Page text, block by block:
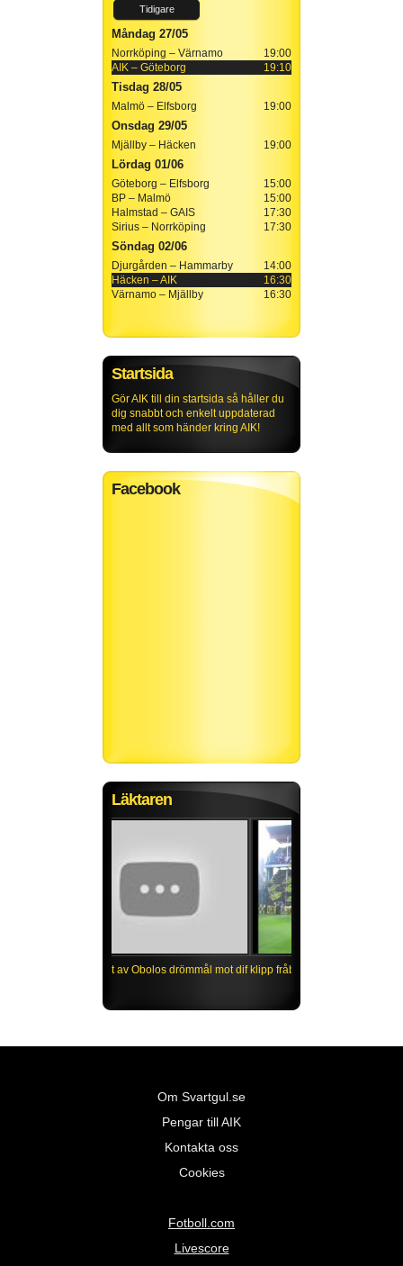
Tidigare
Måndag 27/05
19:00
Norrköping – Värnamo
19:10
AIK – Göteborg
Tisdag 28/05
19:00
Malmö – Elfsborg
Onsdag 29/05
19:00
Mjällby – Häcken
Lördag 01/06
15:00
Göteborg – Elfsborg
15:00
BP – Malmö
17:30
Halmstad – GAIS
17:30
Sirius – Norrköping
Söndag 02/06
14:00
Djurgården – Hammarby
16:30
Häcken – AIK
16:30
Värnamo – Mjällby
Startsida
Gör AIK till din startsida så håller du
dig snabbt och enkelt uppdaterad
med allt som händer kring AIK!
Facebook
Läktaren
Bara njut av Obolos drömmål mot dif
Om Svartgul.se
Pengar till AIK
Kontakta oss
Cookies
Fotboll.com
Livescore